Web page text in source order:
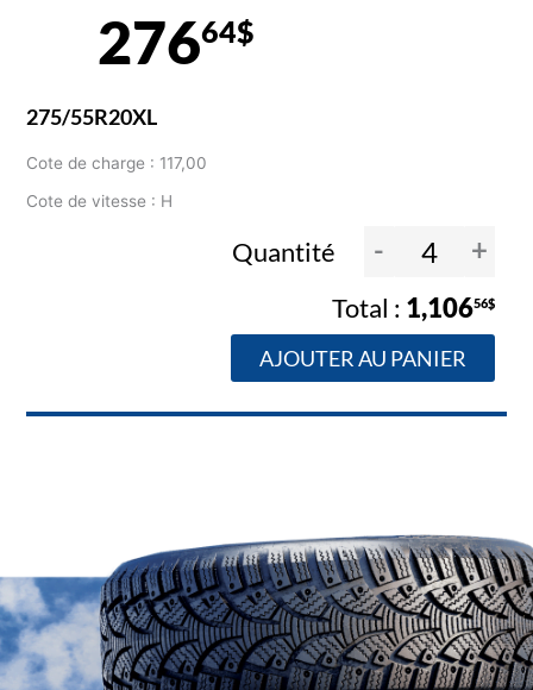
27664$
275/55R20XL
Cote de charge : 117,00
Cote de vitesse : H
Quantité - +
1,10656$
AJOUTER AU PANIER